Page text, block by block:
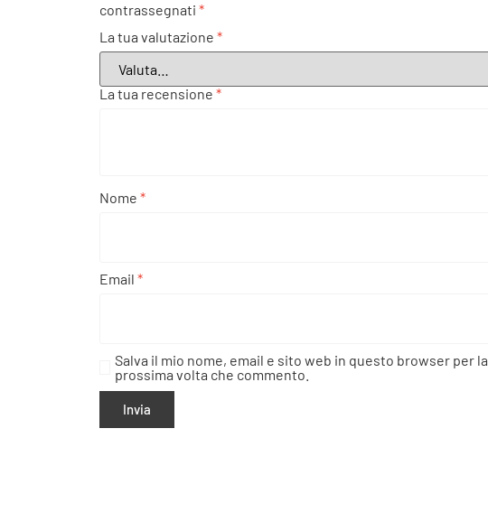
contrassegnati *
La tua valutazione *
La tua recensione *
Nome *
Email *
Salva il mio nome, email e sito web in questo browser per la
prossima volta che commento.